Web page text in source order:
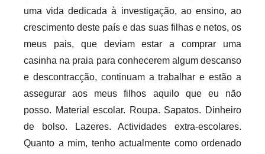
uma vida dedicada à investigação, ao ensino, ao
crescimento deste país e das suas filhas e netos, os
meus pais, que deviam estar a comprar uma
casinha na praia para conhecerem algum descanso
e descontracção, continuam a trabalhar e estão a
assegurar aos meus filhos aquilo que eu não
posso. Material escolar. Roupa. Sapatos. Dinheiro
de bolso. Lazeres. Actividades extra-escolares.
Quanto a mim, tenho actualmente como ordenado